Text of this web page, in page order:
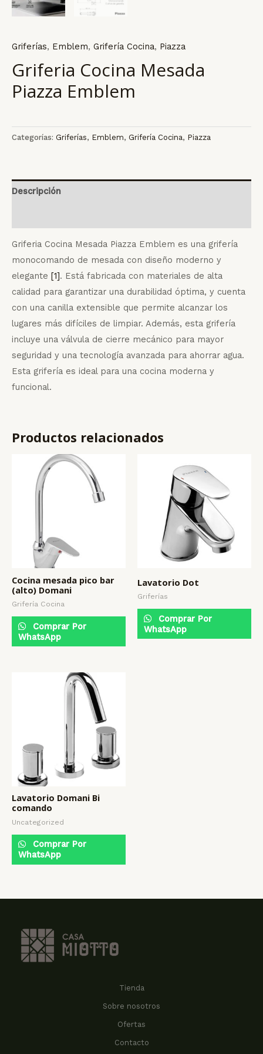
Griferías, Emblem, Grifería Cocina, Piazza
Griferia Cocina Mesada
Piazza Emblem
Categorías: Griferías, Emblem, Grifería Cocina, Piazza
Descripción
Griferia Cocina Mesada Piazza Emblem es una grifería
monocomando de mesada con diseño moderno y
elegante [1]. Está fabricada con materiales de alta
calidad para garantizar una durabilidad óptima, y cuenta
con una canilla extensible que permite alcanzar los
lugares más difíciles de limpiar. Además, esta grifería
incluye una válvula de cierre mecánico para mayor
seguridad y una tecnología avanzada para ahorrar agua.
Esta grifería es ideal para una cocina moderna y
funcional.
Productos relacionados
Cocina mesada pico bar
(alto) Domani
Grifería Cocina
Comprar Por
WhatsApp
Lavatorio Dot
Griferías
Comprar Por
WhatsApp
Lavatorio Domani Bi
comando
Uncategorized
Comprar Por
WhatsApp
Tienda
Sobre nosotros
Ofertas
Contacto